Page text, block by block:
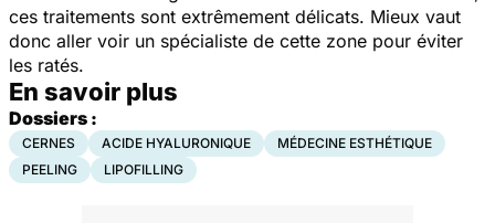
ces traitements sont extrêmement délicats. Mieux vaut
donc aller voir un spécialiste de cette zone pour éviter
les ratés.
En savoir plus
Dossiers :
CERNES ACIDE HYALURONIQUE
MÉDECINE ESTHÉTIQUE
PEELING
LIPOFILLING